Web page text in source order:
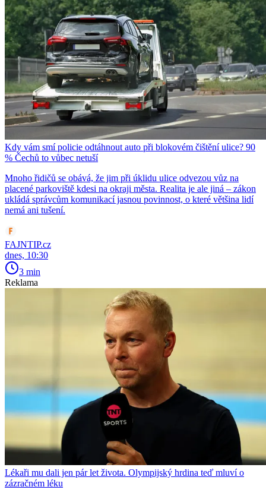
Kdy vám smí policie odtáhnout auto při blokovém čištění ulice? 90
% Čechů to vůbec netuší
Mnoho řidičů se obává, že jim při úklidu ulice odvezou vůz na
placené parkoviště kdesi na okraji města. Realita je ale jiná – zákon
ukládá správcům komunikací jasnou povinnost, o které většina lidí
nemá ani tušení.
FAJNTIP.cz
dnes, 10:30
3 min
Reklama
Lékaři mu dali jen pár let života. Olympijský hrdina teď mluví o
zázračném léku